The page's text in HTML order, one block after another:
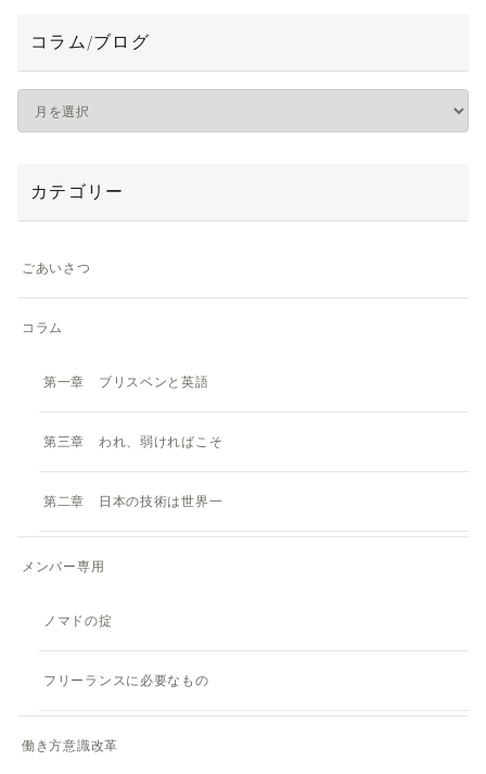
コラム/ブログ
カテゴリー
ごあいさつ
コラム
第一章 ブリスベンと英語
第三章 われ、弱ければこそ
第二章 日本の技術は世界一
メンバー専用
ノマドの掟
フリーランスに必要なもの
働き方意識改革